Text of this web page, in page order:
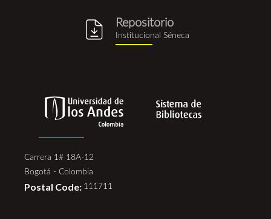
Repositorio
Institucional Séneca
Carrera 1# 18A-12
Bogotá - Colombia
Postal Code: 111711